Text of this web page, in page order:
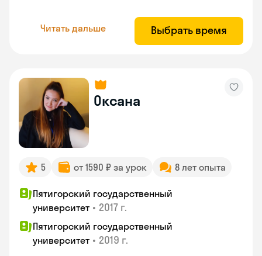
Читать дальше Выбрать время
Оксана
5 от 1590 ₽ за урок 8 лет опыта
Пятигорский государственный
университет • 2017 г.
Пятигорский государственный
университет • 2019 г.